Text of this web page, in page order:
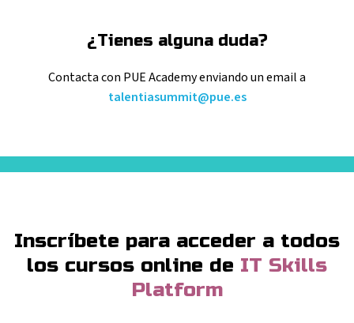
¿Tienes alguna duda?
Contacta con PUE Academy enviandoun email a
talentiasummit@pue.es
Inscríbete para acceder a todos
los cursos online de IT Skills
Platform